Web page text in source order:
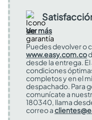
Ver más
Puedes devolver o
www.easy.com.co
desde la entrega.
condiciones
completos y en el
despachado. Para
comunícate a
180340, llama
correo a